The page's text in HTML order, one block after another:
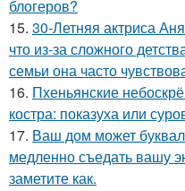
блогеров?
15. 30-Летняя актриса
что из-за сложного
семьи она часто
16. Пхеньянские
костра: показуха или
17. Ваш дом может
медленно съедать вашу
заметите как.